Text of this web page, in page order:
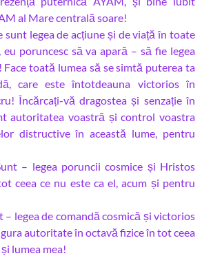
al Mare centrală soare!
sunt legea de acțiune și de viață în toate
poruncesc să va apară – să fie legea
toată lumea să se simtă puterea ta
care este întotdeauna victorios în
Încărcați-vă dragostea și senzație în
autoritatea voastră și control voastra
distructive în această lume, pentru
– legea poruncii cosmice și Hristos
ceea ce nu este ca el, acum și pentru
– legea de comandă cosmică și victorios
autoritate în octavă fizice în tot ceea
lumea mea!